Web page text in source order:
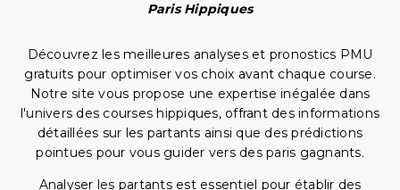
Paris Hippiques
Découvrez les meilleures analyses et pronostics PMU
gratuits pour optimiser vos choix avant chaque course.
Notre site vous propose une expertise inégalée dans
l'univers des courses hippiques, offrant des informations
détaillées sur les partants ainsi que des prédictions
pointues pour vous guider vers des paris gagnants.
Analyser les partants est essentiel pour établir des